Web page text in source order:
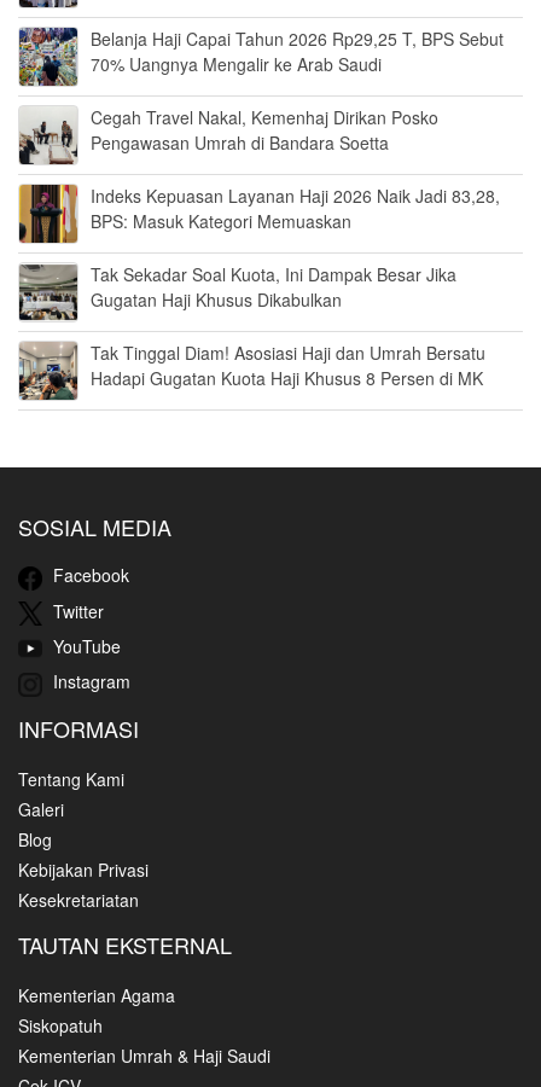
Belanja Haji Capai Tahun 2026 Rp29,25 T, BPS Sebut
70% Uangnya Mengalir ke Arab Saudi
Cegah Travel Nakal, Kemenhaj Dirikan Posko
Pengawasan Umrah di Bandara Soetta
Indeks Kepuasan Layanan Haji 2026 Naik Jadi 83,28,
BPS: Masuk Kategori Memuaskan
Tak Sekadar Soal Kuota, Ini Dampak Besar Jika
Gugatan Haji Khusus Dikabulkan
Tak Tinggal Diam! Asosiasi Haji dan Umrah Bersatu
Hadapi Gugatan Kuota Haji Khusus 8 Persen di MK
SOSIAL MEDIA
Facebook
Twitter
YouTube
Instagram
INFORMASI
Tentang Kami
Galeri
Blog
Kebijakan Privasi
Kesekretariatan
TAUTAN EKSTERNAL
Kementerian Agama
Siskopatuh
Kementerian Umrah & Haji Saudi